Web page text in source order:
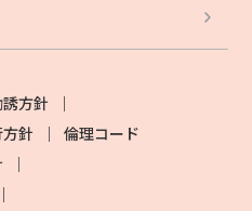
方針
針
倫理コード